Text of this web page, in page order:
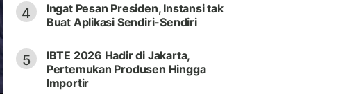
4
Ingat Pesan Presiden, Instansi tak
Buat Aplikasi Sendiri-Sendiri
5
IBTE 2026 Hadir di Jakarta,
Pertemukan Produsen Hingga
Importir